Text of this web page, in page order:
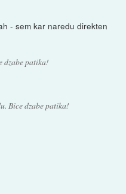
- sem kar naredu direkten
dzabe patika!
Bice dzabe patika!